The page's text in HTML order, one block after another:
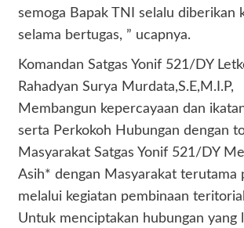
semoga Bapak TNI selalu diberikan
selama bertugas, ” ucapnya.
Komandan Satgas Yonif 521/DY
Rahadyan Surya Murdata,S.E,M.I.P,
Membangun kepercayaan dan
serta Perkokoh Hubungan dengan
Masyarakat Satgas Yonif 521/DY
Asih* dengan Masyarakat terutama
melalui kegiatan pembinaan
Untuk menciptakan hubungan yang